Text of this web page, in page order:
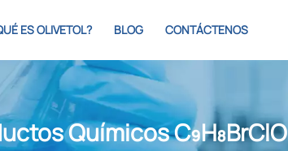
ES OLIVETOL? BLOG CONTÁCTENOS
Químicos C₉H₈BrClO